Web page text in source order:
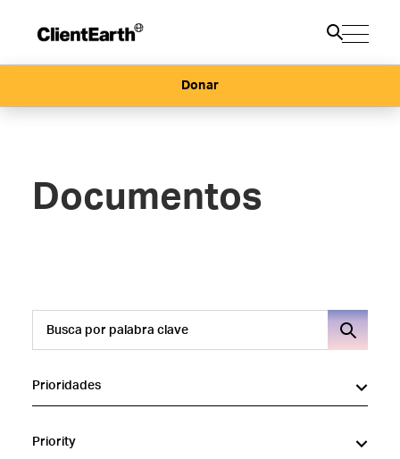
Donar
Documentos
Prioridades
Priority